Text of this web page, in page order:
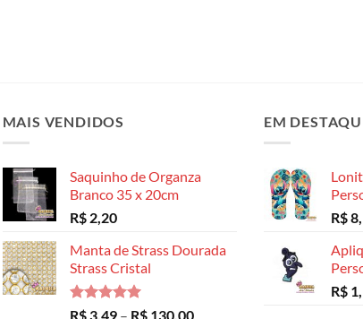
MAIS VENDIDOS
Saquinho de Organza
Branco 35 x 20cm
R$2,20
Manta de Strass Dourada
Strass Cristal
Avaliação
R$3,49 – R$130,00Faixa
EM
R$
R$